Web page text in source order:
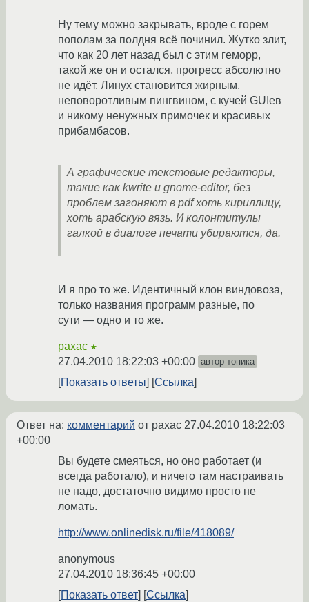
Ну тему можно закрывать, вроде с горем
пополам за полдня всё починил. Жутко злит,
что как 20 лет назад был с этим геморр,
такой же он и остался, прогресс абсолютно
не идёт. Линух становится жирным,
неповоротливым пингвином, с кучей GUIев
и никому ненужных примочек и красивых
прибамбасов.
А графические текстовые редакторы,
такие как kwrite и gnome-editor, без
проблем загоняют в pdf хоть кириллицу,
хоть арабскую вязь. И колонтитулы
галкой в диалоге печати убираются, да.
И я про то же. Идентичный клон виндовоза,
только названия программ разные, по
сути — одно и то же.
paxac ★
27.04.2010 18:22:03 +00:00 автор топика
Показать ответы Ссылка
Ответ на: комментарий от paxac 27.04.2010 18:22:03
+00:00
Вы будете смеяться, но оно работает (и
всегда работало), и ничего там настраивать
не надо, достаточно видимо просто не
ломать.
http://www.onlinedisk.ru/file/418089/
anonymous
27.04.2010 18:36:45 +00:00
Показать ответ
Ссылка